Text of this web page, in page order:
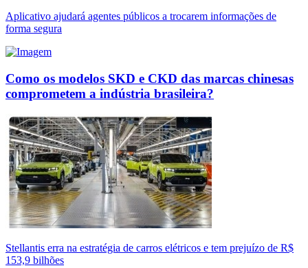
Aplicativo ajudará agentes públicos a trocarem informações de
forma segura
Como os modelos SKD e CKD das marcas chinesas
comprometem a indústria brasileira?
Stellantis erra na estratégia de carros elétricos e tem prejuízo de R$
153,9 bilhões